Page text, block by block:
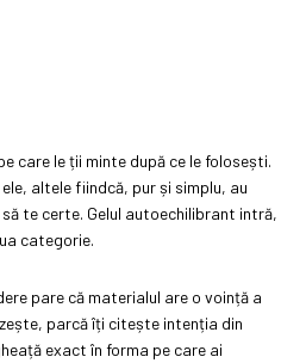
care le ții minte după ce le folosești.
altele fiindcă, pur și simplu, au
te certe. Gelul autoechilibrant intră,
categorie.
pare că materialul are o voință a
parcă îți citește intenția din
exact în forma pe care ai